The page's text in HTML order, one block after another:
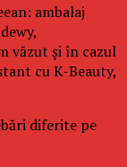
ambalaj
văzut și în cazul
cu K-Beauty,
diferite pe